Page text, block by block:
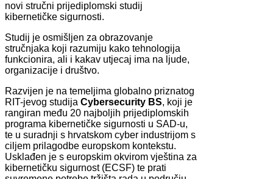
novi stručni prijediplomski studij
kibernetičke sigurnosti.
Studij je osmišljen za obrazovanje
stručnjaka koji razumiju kako tehnologija
funkcionira, ali i kakav utjecaj ima na ljude,
organizacije i društvo.
Razvijen je na temeljima globalno priznatog
RIT-jevog studija Cybersecurity BS, koji je
rangiran među 20 najboljih prijediplomskih
programa kibernetičke sigurnosti u SAD-u,
te u suradnji s hrvatskom cyber industrijom s
ciljem prilagodbe europskom kontekstu.
Usklađen je s europskim okvirom vještina za
kibernetičku sigurnost (ECSF) te prati